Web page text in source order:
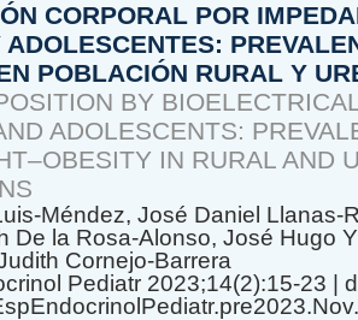
CORPORAL POR
ADOLESCENTES:
POBLACIÓN RURAL Y
BY
ADOLESCENTS:
IN RURAL AND
Méndez, José Daniel Llanas-
De la Rosa-Alonso, José Hugo
Cornejo-Barrera
Pediatr 2023;14(2):15-23 |